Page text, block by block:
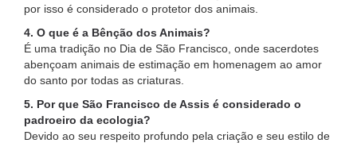
por isso é considerado o protetor dos animais.
4. O que é a Bênção dos Animais?
É uma tradição no Dia de São Francisco, onde sacerdotes
abençoam animais de estimação em homenagem ao amor
do santo por todas as criaturas.
5. Por que São Francisco de Assis é considerado o
padroeiro da ecologia?
Devido ao seu respeito profundo pela criação e seu estilo de